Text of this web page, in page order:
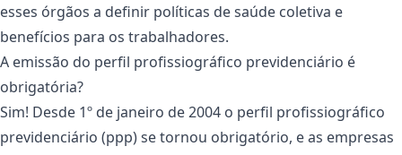
esses órgãos a definir políticas de saúde coletiva e
benefícios para os trabalhadores.
A emissão do perfil profissiográfico previdenciário é
obrigatória?
Sim! Desde 1º de janeiro de 2004 o perfil profissiográfico
previdenciário (ppp) se tornou obrigatório, e as empresas